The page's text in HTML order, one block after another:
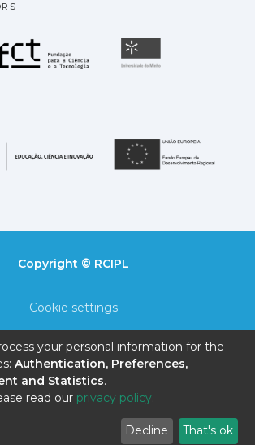
Fundação para a
República Portuguesa
Copyright © RCIPL
Cookie settings
End User Agreement
Send Feedback
your personal information for the
Authentication, Preferences,
and Statistics.
read our privacy policy.
Decline That's ok